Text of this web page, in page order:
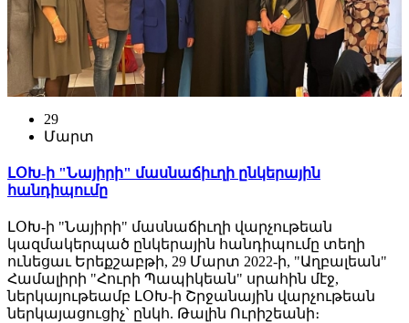
29
Մարտ
ԼՕԽ-ի "Նայիրի" մասնաճիւղի ընկերային
հանդիպումը
ԼՕԽ-ի "Նայիրի" մասնաճիւղի վարչութեան
կազմակերպած ընկերային հանդիպումը տեղի
ունեցաւ Երեքշաբթի, 29 Մարտ 2022-ի, "Աղբալեան"
Համալիրի "Հուրի Պապիկեան" սրահին մէջ,
ներկայութեամբ ԼՕԽ-ի Շրջանային վարչութեան
ներկայացուցիչ` ընկհ. Թալին Ուրիշեանի։